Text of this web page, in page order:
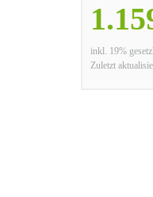
inkl. 19%
Zuletzt